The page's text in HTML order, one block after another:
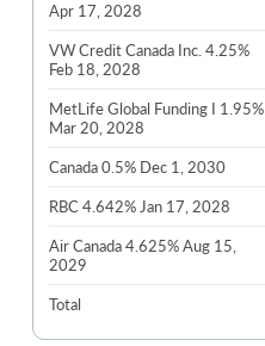
Apr 17, 2028
VW Credit Canada Inc. 4.25%
Feb 18, 2028
MetLife Global Funding I 1.95%
Mar 20, 2028
Canada 0.5% Dec 1, 2030
RBC 4.642% Jan 17, 2028
Air Canada 4.625% Aug 15,
2029
Total